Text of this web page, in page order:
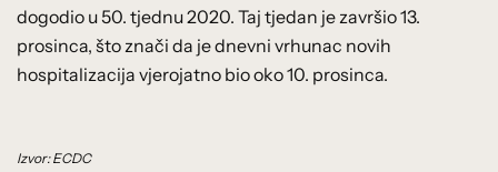
dogodio u 50. tjednu 2020. Taj tjedan je završio 13.
prosinca, što znači da je dnevni vrhunac novih
hospitalizacija vjerojatno bio oko 10. prosinca.
Izvor: ECDC